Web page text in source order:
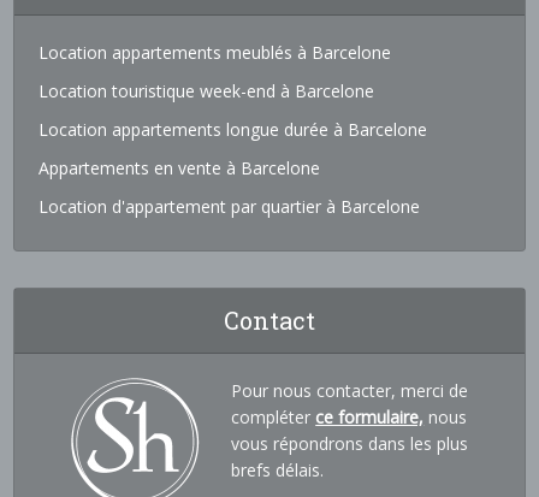
Location appartements meublés à Barcelone
Location touristique week-end à Barcelone
Location appartements longue durée à Barcelone
Appartements en vente à Barcelone
Location d'appartement par quartier à Barcelone
Contact
Pour nous contacter, merci de
compléter ce formulaire, nous
vous répondrons dans les plus
brefs délais.